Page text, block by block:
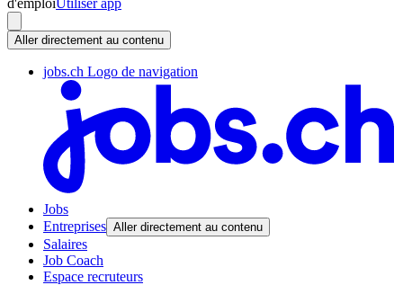
d'emploiUtiliser app
Aller directement au contenu
jobs.ch Logo de navigation
Jobs
Entreprises Aller directement au contenu
Salaires
Job Coach
Espace recruteurs